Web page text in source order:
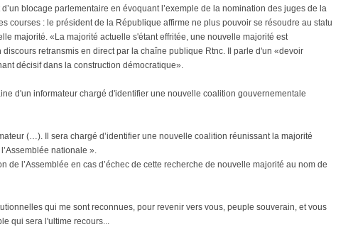
blocage parlementaire en évoquant l’exemple de la nomination des juges de la
courses : le président de la République affirme ne plus pouvoir se résoudre au statu
majorité. «La majorité actuelle s'étant effritée, une nouvelle majorité est
retransmis en direct par la chaîne publique Rtnc. Il parle d'un «devoir
décisif dans la construction démocratique».
d'un informateur chargé d'identifier une nouvelle coalition gouvernementale
(…). Il sera chargé d’identifier une nouvelle coalition réunissant la majorité
nationale ».
de l’Assemblée en cas d’échec de cette recherche de nouvelle majorité au nom de
qui me sont reconnues, pour revenir vers vous, peuple souverain, et vous
qui sera l'ultime recours...